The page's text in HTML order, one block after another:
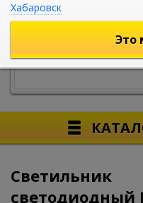
Светильник
светодиодный
Хабаровск
Это